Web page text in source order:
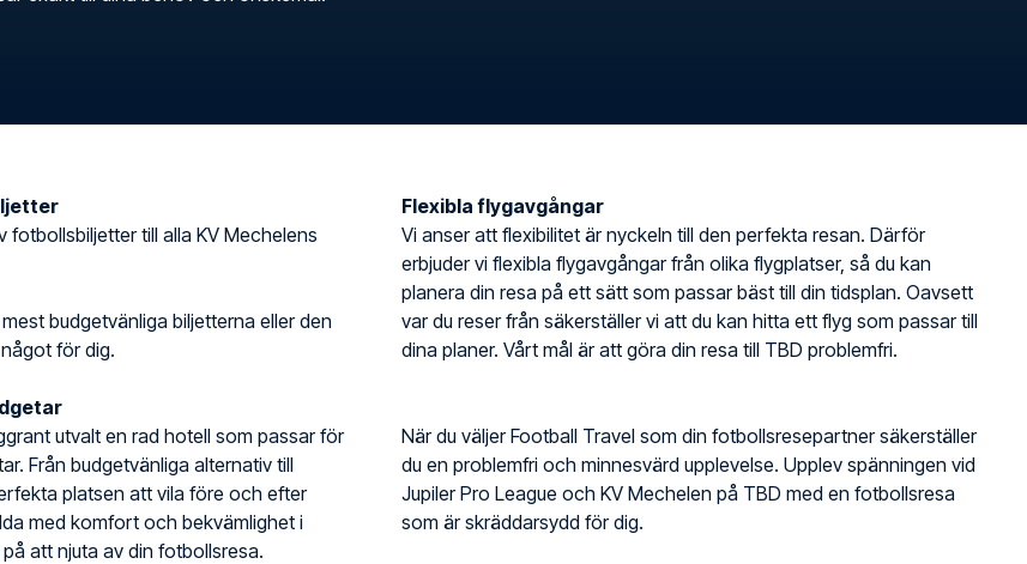
fotbollsbiljetter till alla KV Mechelens
budgetvänliga biljetterna eller den
för dig.
utvalt en rad hotell som passar för
Från budgetvänliga alternativ till
platsen att vila före och efter
med komfort och bekvämlighet i
att njuta av din fotbollsresa.
Flexibla flygavgångar
Vi anser att flexibilitet är nyckeln till den perfekta resan. Därför
erbjuder vi flexibla flygavgångar från olika flygplatser, så du kan
planera din resa på ett sätt som passar bäst till din tidsplan. Oavsett
var du reser från säkerställer vi att du kan hitta ett flyg som passar till
dina planer. Vårt mål är att göra din resa till TBD problemfri.
När du väljer Football Travel som din fotbollsresepartner säkerställer
du en problemfri och minnesvärd upplevelse. Upplev spänningen vid
Jupiler Pro League och KV Mechelen på TBD med en fotbollsresa
som är skräddarsydd för dig.